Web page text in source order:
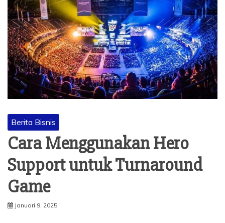
Berita Bisnis
Cara Menggunakan Hero
Support untuk Turnaround
Game
Januari 9, 2025